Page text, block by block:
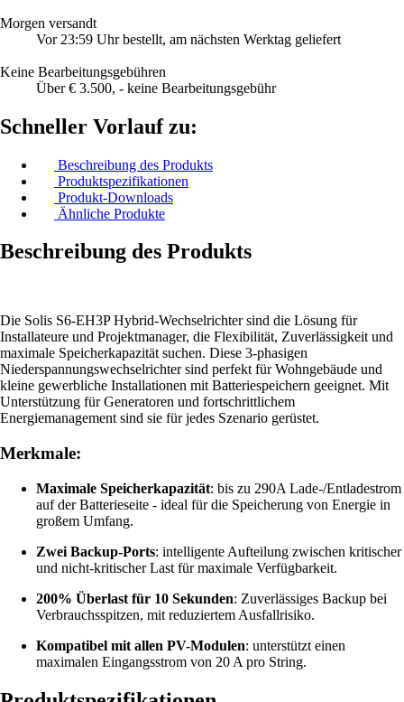
Morgen versandt
Vor 23:59 Uhr bestellt, am nächsten Werktag geliefert
Keine Bearbeitungsgebühren
Über € 3.500, - keine Bearbeitungsgebühr
Schneller Vorlauf zu:
Beschreibung des Produkts
Produktspezifikationen
Produkt-Downloads
Ähnliche Produkte
Beschreibung des Produkts
Die Solis S6-EH3P Hybrid-Wechselrichter sind die Lösung für
Installateure und Projektmanager, die Flexibilität, Zuverlässigkeit und
maximale Speicherkapazität suchen. Diese 3-phasigen
Niederspannungswechselrichter sind perfekt für Wohngebäude und
kleine gewerbliche Installationen mit Batteriespeichern geeignet. Mit
Unterstützung für Generatoren und fortschrittlichem
Energiemanagement sind sie für jedes Szenario gerüstet.
Merkmale:
Maximale Speicherkapazität: bis zu 290A Lade-/Entladestrom
auf der Batterieseite - ideal für die Speicherung von Energie in
großem Umfang.
Zwei Backup-Ports: intelligente Aufteilung zwischen kritischer
und nicht-kritischer Last für maximale Verfügbarkeit.
200% Überlast für 10 Sekunden: Zuverlässiges Backup bei
Verbrauchsspitzen, mit reduziertem Ausfallrisiko.
Kompatibel mit allen PV-Modulen: unterstützt einen
maximalen Eingangsstrom von 20 A pro String.